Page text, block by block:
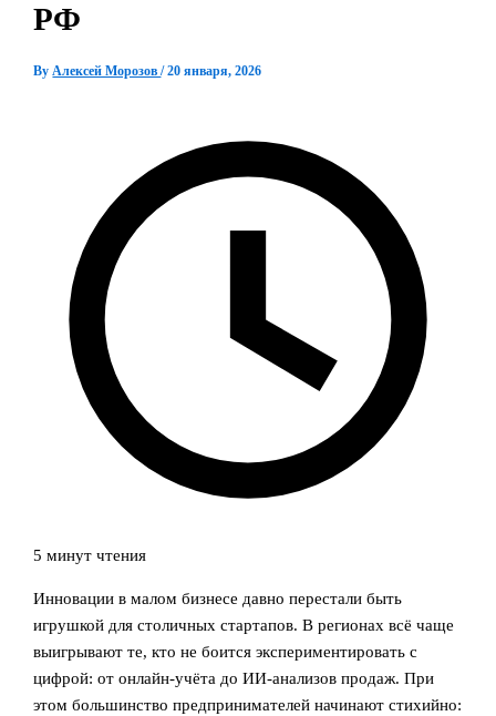
РФ
ByАлексей Морозов/20 января, 2026
5 минут чтения
Инновации в малом бизнесе давно перестали быть
игрушкой для столичных стартапов. В регионах всё чаще
выигрывают те, кто не боится экспериментировать с
цифрой: от онлайн-учёта до ИИ-анализов продаж. При
этом большинство предпринимателей начинают стихийно: